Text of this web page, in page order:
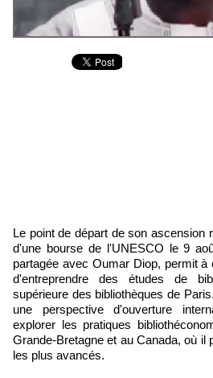
Le point de départ de son ascension remarquable fut l'obtention
d'une bourse de l'UNESCO le 9
partagée avec Oumar Diop, permit à
d'entreprendre des études de
supérieure des bibliothèques de
une perspective d'ouverture
explorer les pratiques
Grande-Bretagne et au Canada, où il
les plus avancés.